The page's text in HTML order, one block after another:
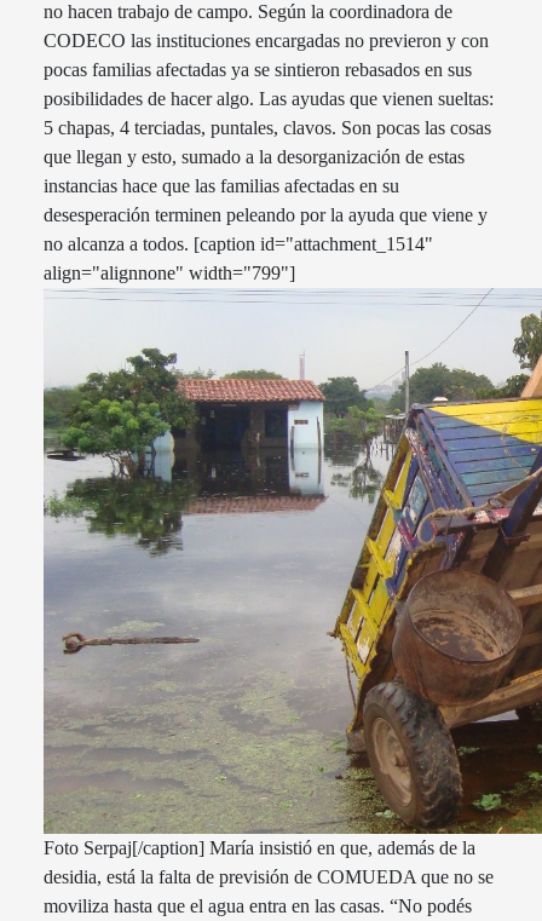
no hacen trabajo de campo. Según la coordinadora de
CODECO las instituciones encargadas no previeron y con
pocas familias afectadas ya se sintieron rebasados en sus
posibilidades de hacer algo. Las ayudas que vienen sueltas:
5 chapas, 4 terciadas, puntales, clavos. Son pocas las cosas
que llegan y esto, sumado a la desorganización de estas
instancias hace que las familias afectadas en su
desesperación terminen peleando por la ayuda que viene y
no alcanza a todos. [caption id="attachment_1514"
align="alignnone" width="799"]
Foto Serpaj[/caption] María insistió en que, además de la
desidia, está la falta de previsión de COMUEDA que no se
moviliza hasta que el agua entra en las casas. “No podés